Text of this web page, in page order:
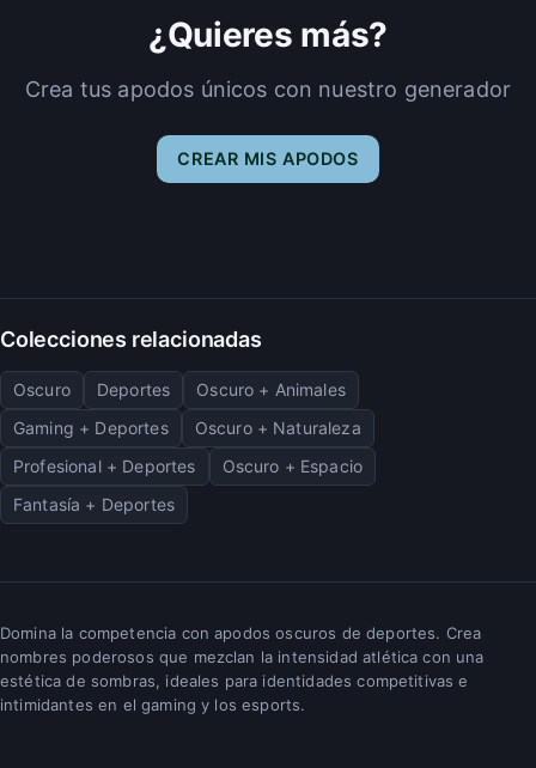
¿Quieres más?
Crea tus apodos únicos con nuestro generador
CREAR MIS APODOS
Colecciones relacionadas
Oscuro Deportes
Oscuro + Animales
Gaming + Deportes
Oscuro + Naturaleza
Profesional + Deportes
Oscuro + Espacio
Fantasía + Deportes
Domina la competencia con apodos oscuros de deportes. Crea
nombres poderosos que mezclan la intensidad atlética con una
estética de sombras, ideales para identidades competitivas e
intimidantes en el gaming y los esports.